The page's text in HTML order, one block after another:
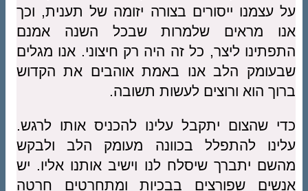
על עצמנו ייסורים בצורה יזומה של תענית, וכך
אנו מראים שלמרות שבכל השנה אמנם
התפתינו ליצר, כל זה היה רק חיצוני. אנו מגלים
שבעומק הלב אנו באמת אוהבים את הקדוש
ברוך הוא ורוצים לעשות תשובה.
כדי שהצום יתקבל עלינו להכניס אותו לרגש.
עלינו להתפלל בכוונה מעומק הלב ולבקש
מהשם יתברך שיסלח לנו וישיב אותנו אליו. יש
אנשים שפורצים בבכיות ומתחרטים חרטה